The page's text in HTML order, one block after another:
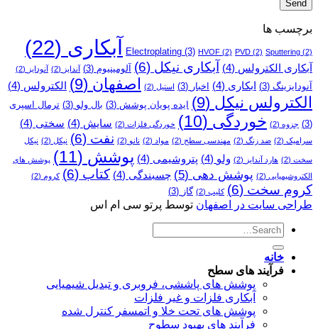
برچسب ها
Electroplating (3) HVOF (2) PVD (2) Sputtering (2) آبکاری (22)
آبکاری الکترولس (4) آبکاری نیکل (6) آلومینیوم (3) آندایز (2) آنودایز (2)
آنودایزینگ (3) ابکاری (4) اخبار (3) استیل (2) اصفهان (9) الکترولس (4)
الکترولس نیکل (9) ایده پویان پوشش (3) بال ولو (3)
ترمال اسپری
(3)
جزوه (2) خوردگی (10) خوردگی فلزات (2) سایش (4) سختی (4)
سرامیک (2) ضد زنگ (2) مهندسی سطح (2) مواد (2) نانو (2) نفت (6) نیکل (2) نیکل
سخت (2) هارد آندایز (2) ولو (4) پتروشیمی (4) پوشش (11)
پوشش­ های
الکتروشیمیایی (2) پوشش دهی (5) چسبندگی (4) کتاب (6) کروم (2)
کروم سخت (6) کلیپ (2) گاز (3)
طراحی سایت در اصفهان توسط پرتو سی ام اس
خانه
فرآیند های سطح
پوشش های پاششی، فروبری و تبدیل شیمیایی
آبکاری فلزات و غیر فلزات
پوشش های تحت خلا و اتمسفر کنترل شده
فرآیند های بهبود سطوح